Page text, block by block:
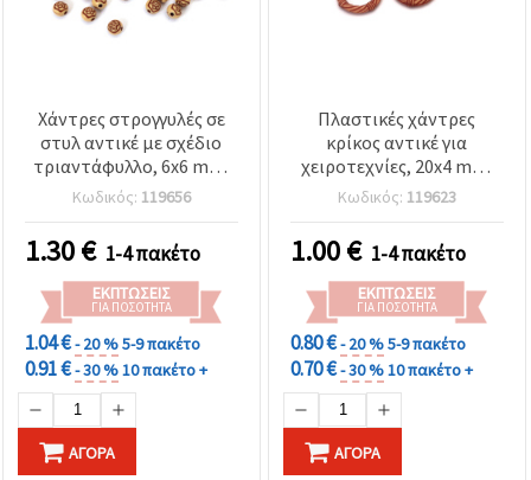
Χάντρες στρογγυλές σε
στυλ αντικέ με σχέδιο
τριαντάφυλλο, 6x6 mm,
οπή: 1,5 mm, καφέ, 50 g
(περ. 560 τεμ.)
Κωδικός: 119656
1.30€ 1-4 πακέτο
ΕΚΠΤΏΣΕΙΣ
ΓΙΑ ΠΟΣΌΤΗΤΑ
1.04 €- 20 %5-9 πακέτο
0.91 €- 30 %10 πακέτο +
ΑΓΟΡΆ
Πλαστικές χάντρες
κρίκος αντικέ για
χειροτεχνίες, 20x4 mm,
οπή 12,5 mm, καφέ – 50 g
(περίπου 60 τεμ.)
Κωδικός: 119623
1.00€ 1-4 πακέτο
ΕΚΠΤΏΣΕΙΣ
ΓΙΑ ΠΟΣΌΤΗΤΑ
0.80 €- 20 %5-9 πακέτο
0.70 €- 30 %10 πακέτο +
ΑΓΟΡΆ